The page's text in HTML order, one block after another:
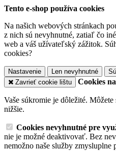
Tento e-shop používa cookies
Na našich webových stránkach
z nich sú nevyhnutné, zatiaľ čo
web a váš užívateľský zážitok.
cookies?
Nastavenie Len nevyhnutné
Zavrieť cookie lištu
Cookies
Vaše súkromie je dôležité.
nižšie.
Cookies nevyhnutné pre
nie je možné deaktivovať. Bez
nemožno naše služby zmysluplne